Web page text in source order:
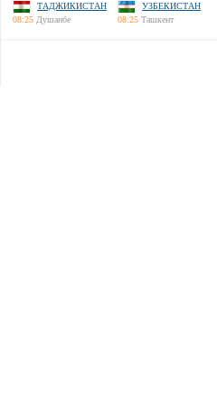
ТАДЖИКИСТАН
08:25 Душанбе
УЗБЕКИСТАН
08:25 Ташкент